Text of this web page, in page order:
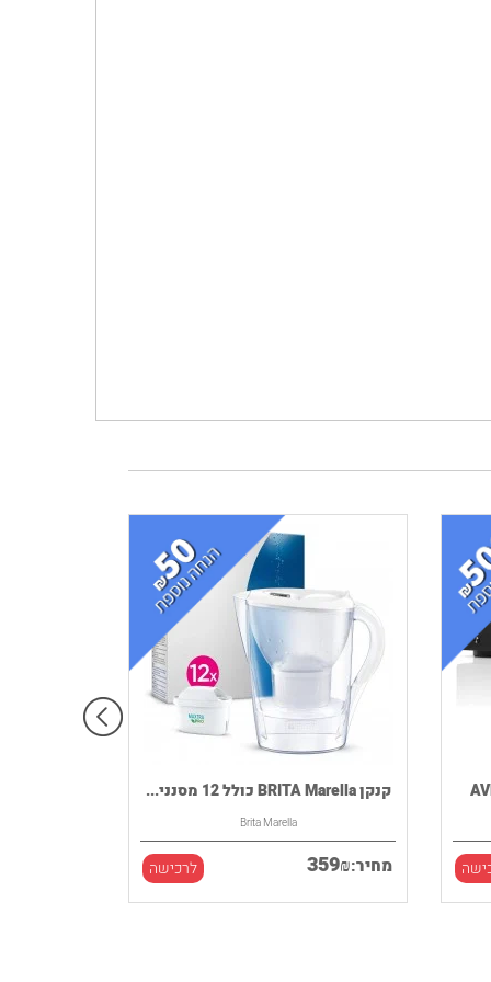
קנקן BRITA Marella כולל 12 מסנני...
Brita Marella
מחיר: 359₪ לרכישה